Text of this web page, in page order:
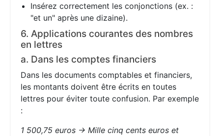
Insérez correctement les conjonctions (ex. :
"et un" après une dizaine).
6. Applications courantes des nombres
en lettres
a. Dans les comptes financiers
Dans les documents comptables et financiers,
les montants doivent être écrits en toutes
lettres pour éviter toute confusion. Par exemple
:
1 500,75 euros → Mille cinq cents euros et